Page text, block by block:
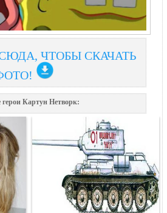
ЧТОБЫ СКАЧАТЬ
Картун Нетворк: